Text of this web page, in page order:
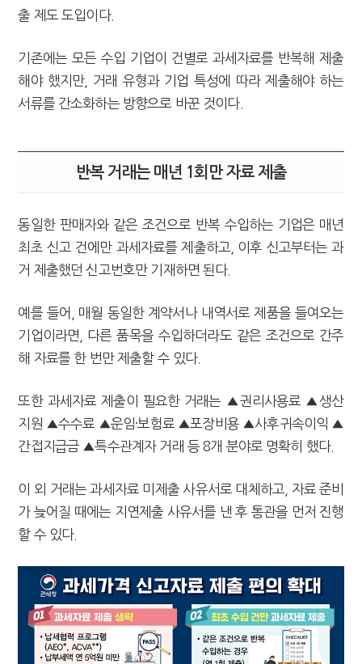
출 제도 도입이다.
기존에는 모든 수입 기업이 건별로 과세자료를 반복해 제출
해야 했지만, 거래 유형과 기업 특성에 따라 제출해야 하는
서류를 간소화하는 방향으로 바꾼 것이다.
반복 거래는 매년 1회만 자료 제출
동일한 판매자와 같은 조건으로 반복 수입하는 기업은 매년
최초 신고 건에만 과세자료를 제출하고, 이후 신고부터는 과
거 제출했던 신고번호만 기재하면 된다.
예를 들어, 매월 동일한 계약서나 내역서로 제품을 들여오는
기업이라면, 다른 품목을 수입하더라도 같은 조건으로 간주
해 자료를 한 번만 제출할 수 있다.
또한 과세자료 제출이 필요한 거래는 ▲권리사용료 ▲생산
지원 ▲수수료 ▲운임·보험료 ▲포장비용 ▲사후귀속이익 ▲
간접지급금 ▲특수관계자 거래 등 8개 분야로 명확히 했다.
이 외 거래는 과세자료 미제출 사유서로 대체하고, 자료 준비
가 늦어질 때에는 지연제출 사유서를 낸 후 통관을 먼저 진행
할 수 있다.